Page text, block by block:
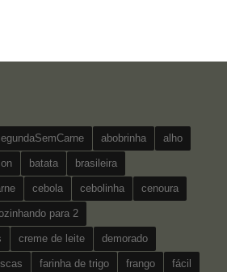
abobrinha alho
batata brasileira
cebola cebolinha cenoura
para 2
creme de leite demorado
farinha de trigo frango fácil